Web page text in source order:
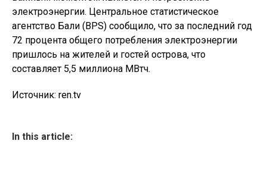
электроэнергии. Центральное статистическое
агентство Бали (BPS) сообщило, что за последний год
72 процента общего потребления электроэнергии
пришлось на жителей и гостей острова, что
составляет 5,5 миллиона МВтч.
Источник: ren.tv
In this article: